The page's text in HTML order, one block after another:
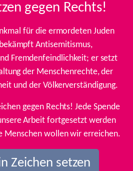
gegen Rechts!
für die ermordeten Juden
Antisemitismus,
Fremdenfeindlichkeit; er setzt
der Menschenrechte, der
und der Völkerverständigung.
gegen Rechts! Jede Spende
Arbeit fortgesetzt werden
Menschen wollen wir erreichen.
Zeichen setzen